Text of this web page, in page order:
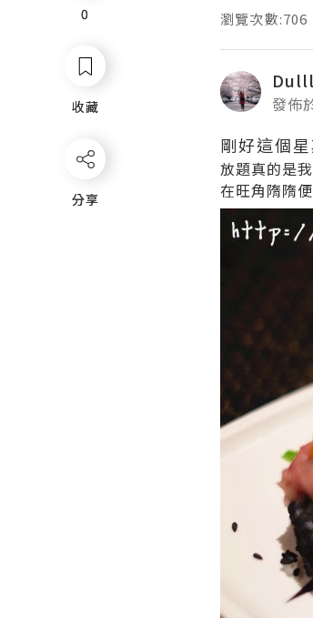
0
收藏
分享
瀏覽次數:706
發佈
剛好這個
放題真的是
在旺角隋隋
0
收藏
分享